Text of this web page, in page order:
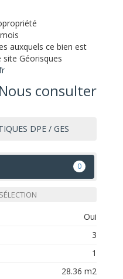
auxquels ce bien est
Géorisques
Nous consulter
DPE / GES
0
Oui
3
1
28.36 m2